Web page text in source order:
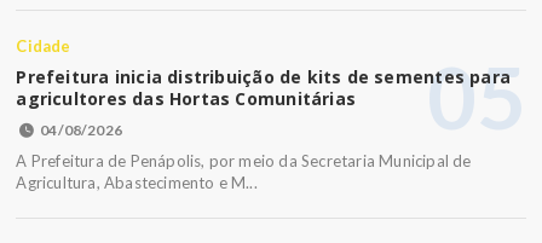
05
Cidade
Prefeitura inicia distribuição de kits de sementes para
agricultores das Hortas Comunitárias
04/08/2026
A Prefeitura de Penápolis, por meio da Secretaria Municipal de
Agricultura, Abastecimento e M...